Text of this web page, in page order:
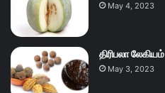
May 4, 2023
திரிபலா லேகியம்
May 3, 2023